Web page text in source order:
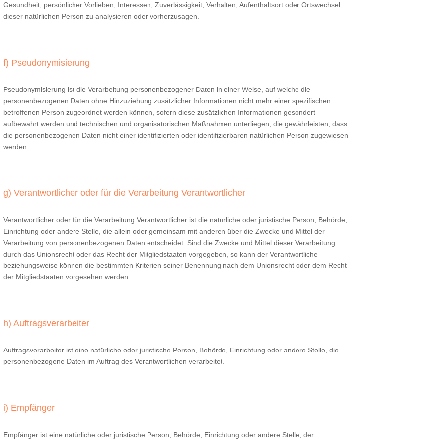
Gesundheit, persönlicher Vorlieben, Interessen, Zuverlässigkeit, Verhalten, Aufenthaltsort oder Ortswechsel
dieser natürlichen Person zu analysieren oder vorherzusagen.
f) Pseudonymisierung
Pseudonymisierung ist die Verarbeitung personenbezogener Daten in einer Weise, auf welche die
personenbezogenen Daten ohne Hinzuziehung zusätzlicher Informationen nicht mehr einer spezifischen
betroffenen Person zugeordnet werden können, sofern diese zusätzlichen Informationen gesondert
aufbewahrt werden und technischen und organisatorischen Maßnahmen unterliegen, die gewährleisten, dass
die personenbezogenen Daten nicht einer identifizierten oder identifizierbaren natürlichen Person zugewiesen
werden.
g) Verantwortlicher oder für die Verarbeitung Verantwortlicher
Verantwortlicher oder für die Verarbeitung Verantwortlicher ist die natürliche oder juristische Person, Behörde,
Einrichtung oder andere Stelle, die allein oder gemeinsam mit anderen über die Zwecke und Mittel der
Verarbeitung von personenbezogenen Daten entscheidet. Sind die Zwecke und Mittel dieser Verarbeitung
durch das Unionsrecht oder das Recht der Mitgliedstaaten vorgegeben, so kann der Verantwortliche
beziehungsweise können die bestimmten Kriterien seiner Benennung nach dem Unionsrecht oder dem Recht
der Mitgliedstaaten vorgesehen werden.
h) Auftragsverarbeiter
Auftragsverarbeiter ist eine natürliche oder juristische Person, Behörde, Einrichtung oder andere Stelle, die
personenbezogene Daten im Auftrag des Verantwortlichen verarbeitet.
i) Empfänger
Empfänger ist eine natürliche oder juristische Person, Behörde, Einrichtung oder andere Stelle, der